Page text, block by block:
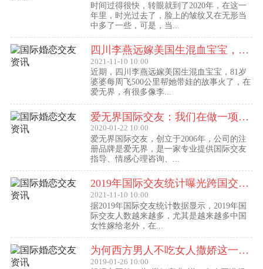
时间过得很快，转眼就到了2020年，在这一
年里，时光过去了，脸上的皱纹又在无形当
中多了一些，可是，当...
四川李燕远嫁美国生混血宝宝，这些跨国交友的真实故事可能你还没听过！
2021-11-10 10:00
近期，四川李燕远嫁美国生混血宝宝，81岁
婆婆每周飞500公里帮她带娃的故事火了，在
爱无界，有很多像李...
爱无界国际交友：我们在做一项关于女人幸福的事业
2020-01-22 10:00
爱无界国际交友，创立于2006年，公司的注
册品牌是爱无界，是一家专业提供国际交友
指导、情感心理咨询、...
2019年国际交友统计曝光跨国交友惊人内幕：女性嫁给老外比男士娶外国老婆数量更多
2021-11-10 10:00
据2019年国际交友统计数据显示，2019年国
际交友人数越来越多，尤其是越来越多中国
女性嫁给老外，在...
为何西方男人不吃女人撒娇这一套？
2019-01-26 10:00